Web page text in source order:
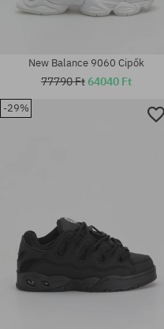
New Balance 9060 Cipők
77790 Ft64040 Ft
-29%